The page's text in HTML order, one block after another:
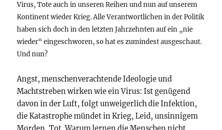
Virus, Tote auch in unseren Reihen und nun auf unserem
Kontinent wieder Krieg. Alle Verantwortlichen in der Politik
haben sich doch in den letzten Jahrzehnten auf ein „nie
wieder“ eingeschworen, so hat es zumindest ausgeschaut.
Und nun?
Angst, menschenverachtende Ideologie und
Machtstreben wirken wie ein Virus: Ist genügend
davon in der Luft, folgt unweigerlich die Infektion,
die Katastrophe mündet in Krieg, Leid, unsinnigem